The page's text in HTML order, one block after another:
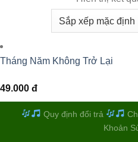
Tháng Năm Không Trở Lại
49.000 đ
Quy định đổi trả
Khoản